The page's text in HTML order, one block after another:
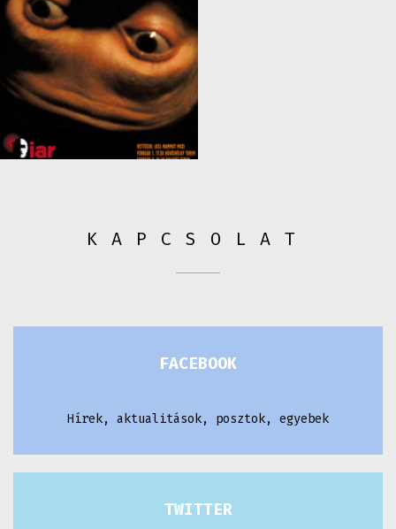
KAPCSOLAT
FACEBOOK
Hírek, aktualitások, posztok, egyebek
TWITTER